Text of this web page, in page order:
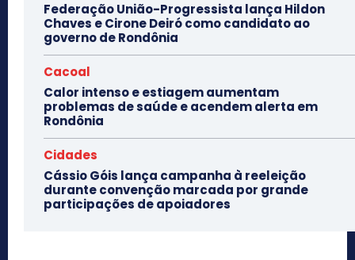
Federação União-Progressista lança Hildon
Chaves e Cirone Deiró como candidato ao
governo de Rondônia
Cacoal
Calor intenso e estiagem aumentam
problemas de saúde e acendem alerta em
Rondônia
Cidades
Cássio Góis lança campanha à reeleição
durante convenção marcada por grande
participações de apoiadores